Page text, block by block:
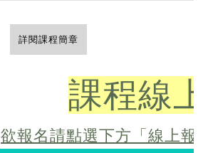
詳閱課程簡章
課程線
欲報名請點選下方「線上報